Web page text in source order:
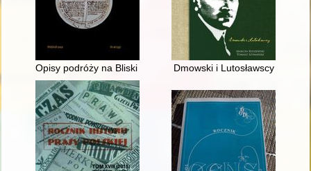
Opisy podróży na Bliski Wschód i do Afryki Północnej z lat
Dmowski i Lutosławscy